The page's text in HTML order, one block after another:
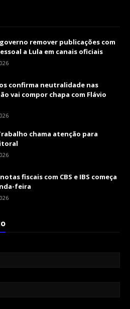
governo remover publicações com
a Lula em canais oficiais
confirma neutralidade nas
vai compor chapa com Flávio
chama atenção para
fiscais com CBS e IBS começa
feira